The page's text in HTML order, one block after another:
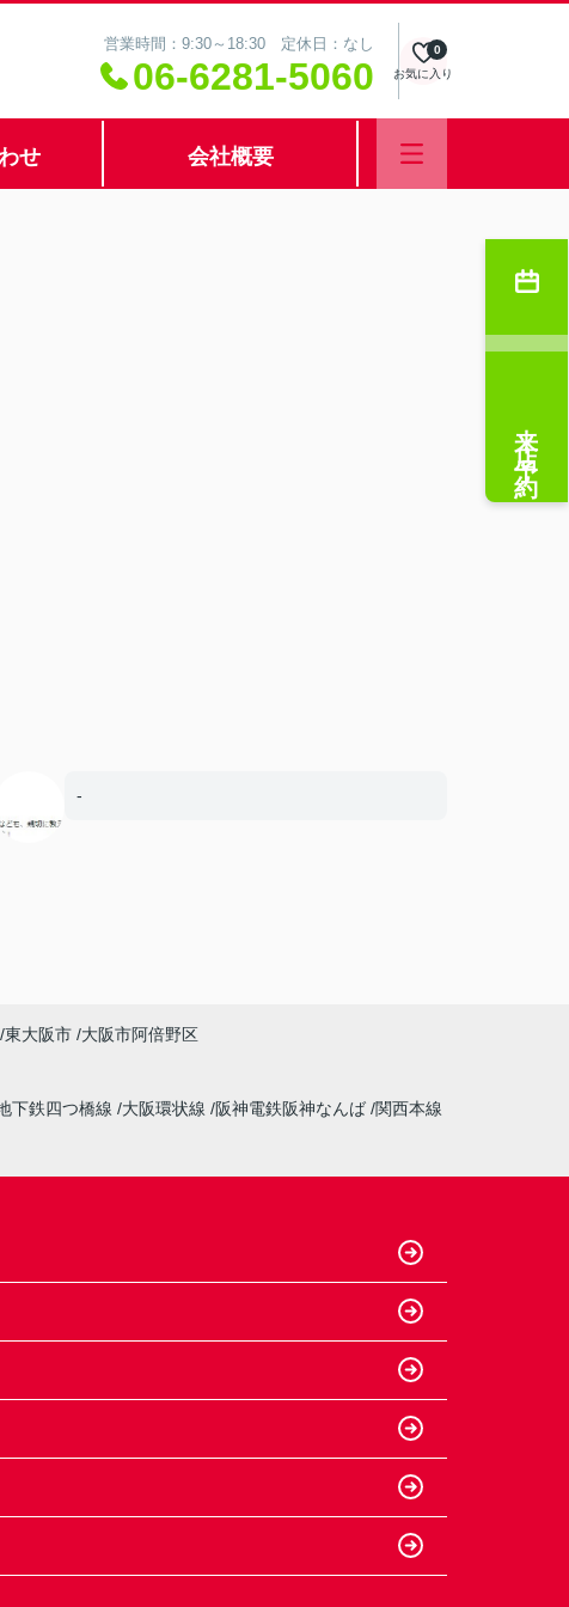
営業時間：9:30～18:30 定休日：なし
06-6281-5060 お気に入り
0
せ 会社概要
-
来店予約
東大阪市 大阪市阿倍野区
下鉄四つ橋線 大阪環状線 阪神電鉄阪神なんば 関西本線